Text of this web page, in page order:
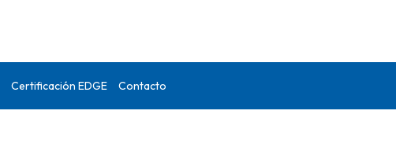
Certificación EDGE Contacto